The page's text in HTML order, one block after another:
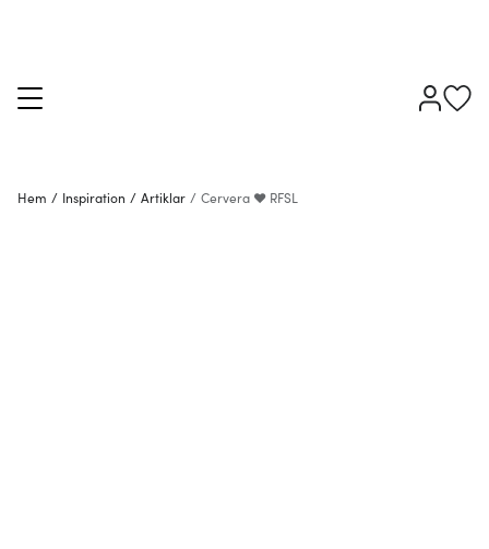
Hem / Inspiration / Artiklar / Cervera ❤ RFSL